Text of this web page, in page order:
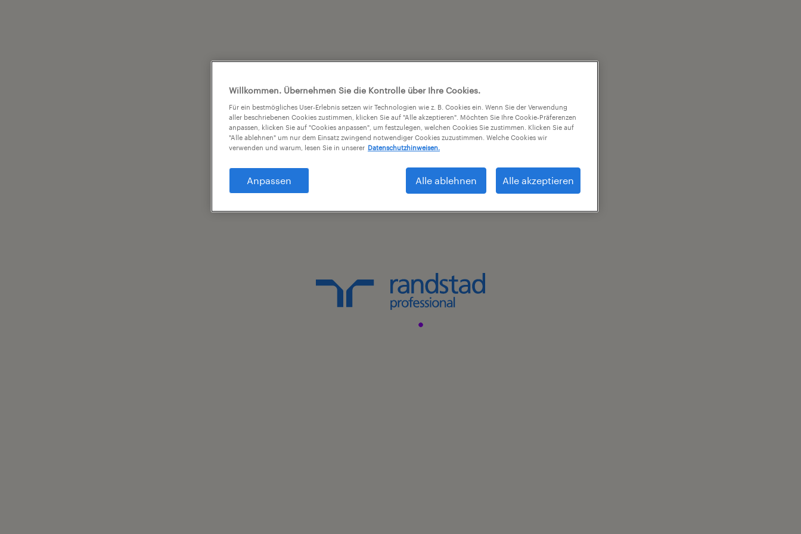
Willkommen. Übernehmen Sie die Kontrolle über Ihre Cookies.
Für ein bestmögliches User-Erlebnis setzen wir Technologien wie z. B. Cookies ein. Wenn Sie der Verwendung
aller beschriebenen Cookies zustimmen, klicken Sie auf "Alle akzeptieren". Möchten Sie Ihre Cookie-Präferenzen
anpassen, klicken Sie auf "Cookies anpassen", um festzulegen, welchen Cookies Sie zustimmen. Klicken Sie auf
"Alle ablehnen" um nur dem Einsatz zwingend notwendiger Cookies zuzustimmen. Welche Cookies wir
verwenden und warum, lesen Sie in unserer Datenschutzhinweisen.
Anpassen Alle ablehnen Alle akzeptieren